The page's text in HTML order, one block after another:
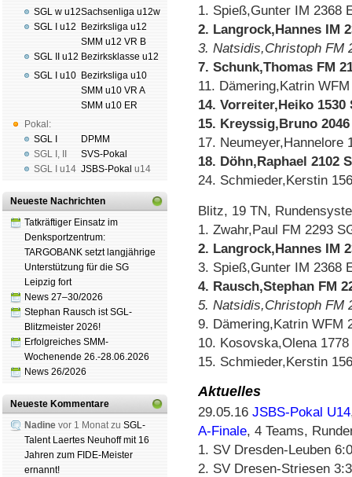
SGL w u12
SGL I u12
SGL II u12
SGL I u10
Pokal:
SGL I
SGL I ,
SGL I
u14
Sachsenliga u12w
Bezirksliga u12
SMM u12 VR B
Bezirksklasse u12
Bezirksliga u10
SMM u10 VR A
SMM u10 ER
DPMM
SVS-Pokal
JSBS-Pokal u14
Neueste Nachrichten
Tatkräftiger Einsatz im
Denksportzentrum:
TARGOBANK setzt langjährige
Unterstützung für die SG
Leipzig fort
News 27–30/2026
Stephan Rausch ist SGL-
Blitzmeister 2026!
Erfolgreiches SMM-
Wochenende 26.-28.06.2026
News 26/2026
Neueste Kommentare
Nadine vor 1 Monat zu SGL-
Talent Laertes Neuhoff mit 16
Jahren zum FIDE-Meister
ernannt!
1. Spieß,Gunter IM 2368
2. Langrock,Hannes IM
3. Natsidis,Christoph FM
7. Schunk,Thomas FM
11. Dämering,Katrin
14. Vorreiter,Heiko
15. Kreyssig,Bruno
17. Neumeyer,Hannelore
18. Döhn,Raphael 2102
24. Schmieder,Kerstin
Blitz, 19 TN,
1. Zwahr,Paul FM 2293
2. Langrock,Hannes IM
3. Spieß,Gunter IM 2368
4. Rausch,Stephan FM
5. Natsidis,Christoph FM
9. Dämering,Katrin WFM
10. Kosovska,Olena
15. Schmieder,Kerstin
Aktuelles
29.05.16 JSBS-Pokal U14
A-Finale, 4 Teams,
1. SV Dresden-Leuben
2. SV Dresen-Striesen